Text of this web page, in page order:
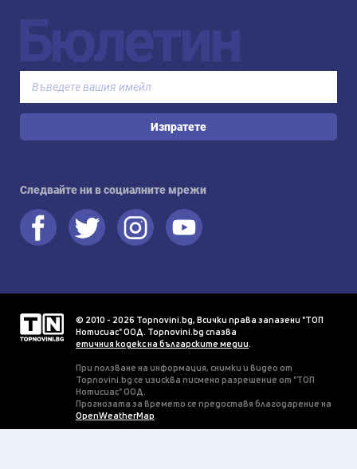
Бюлетин
Изпратете
Следвайте ни в социалните мрежи
© 2010 - 2026 Topnovini.bg, Всички права запазени "ТОП
Нотисиас" ООД. Topnovini.bg спазва
етичния кодекс на българските медии.
При ползване на информация, снимки и видео от
Topnovini.bg се изисква писмено разрешение от "ТОП
Нотисиас" ООД.
Прогнозата за времето се предоставя благодарение на
OpenWeatherMap.